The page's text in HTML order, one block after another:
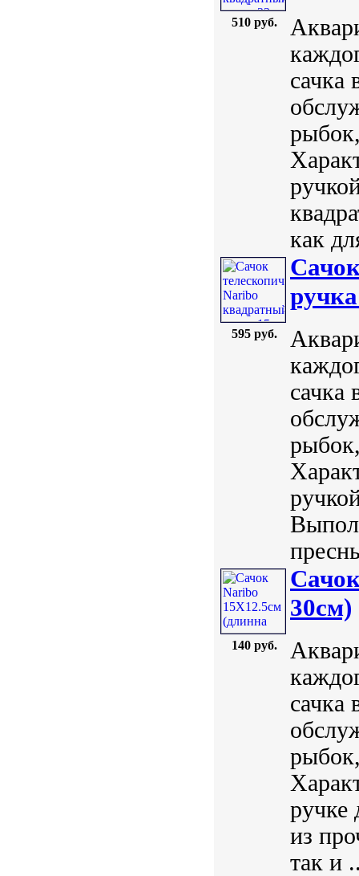
510 руб.
сачка
как
595 руб.
сачка
140 руб.
30см)
сачка
ручке
из
так и